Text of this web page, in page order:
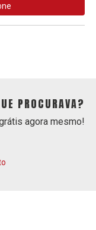
PROCURAVA?
agora mesmo!